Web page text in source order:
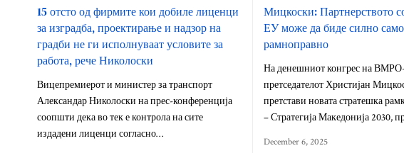
15 отсто од фирмите кои добиле лиценци
за изградба, проектирање и надзор на
градби не ги исполнуваат условите за
работа, рече Николоски
Вицепремиерот и министер за транспорт
Александар Николоски на прес-конференција
соопшти дека во тек е контрола на сите
издадени лиценци согласно…
Мицкоски: Партнерството
ЕУ може да биде силно само
рамноправно
На денешниот конгрес на
претседателот Христијан
претстави новата стратешка
– Стратегија Македонија 2030,
December 6, 2025